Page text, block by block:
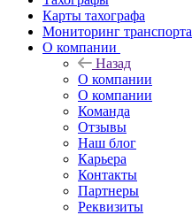
Карты тахографа
Мониторинг транспорта
О компании
Назад
О компании
О компании
Команда
Отзывы
Наш блог
Карьера
Контакты
Партнеры
Реквизиты